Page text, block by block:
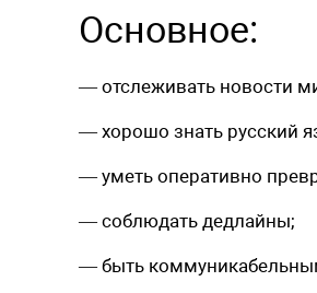
Основное:
— отслеживать новости
— хорошо знать русский
— уметь оперативно
— соблюдать дедлайны;
— быть